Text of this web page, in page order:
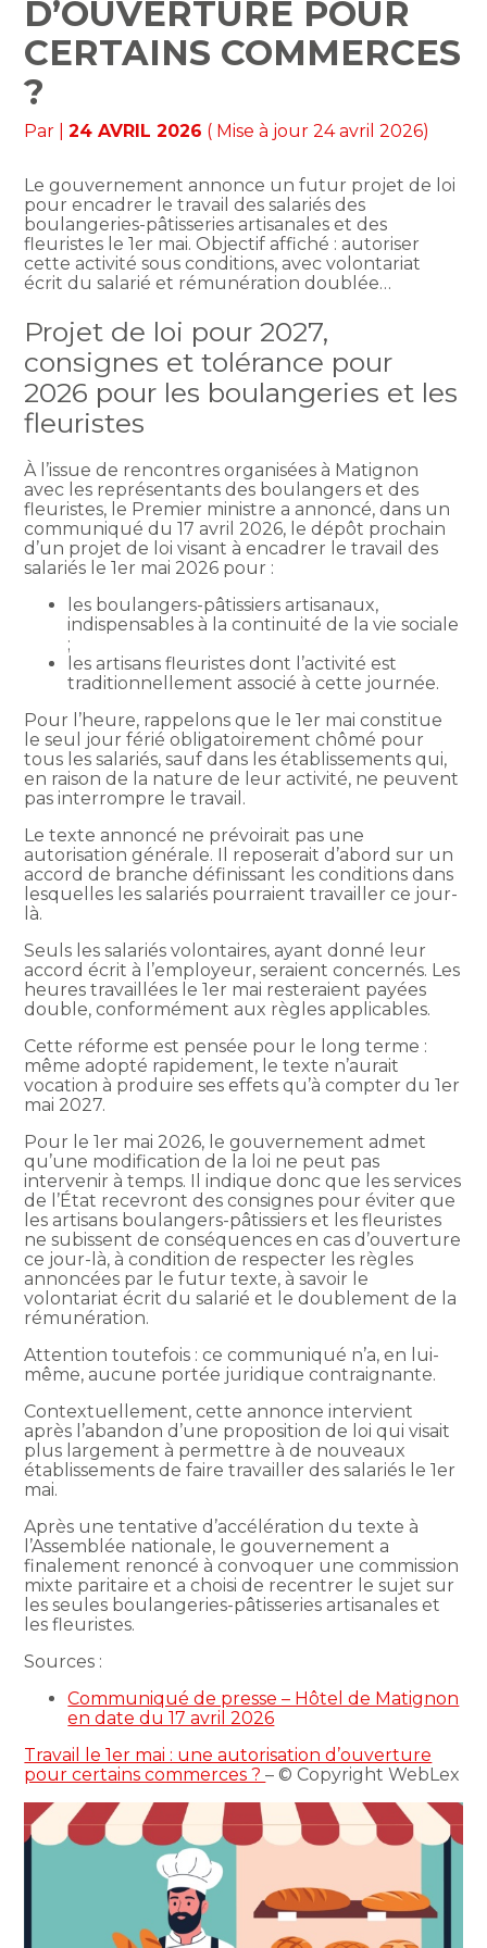
D’OUVERTURE POUR
CERTAINS COMMERCES
?
Par |24 AVRIL 2026 ( Mise à jour 24 avril 2026)
Le gouvernement annonce un futur projet de loi
pour encadrer le travail des salariés des
boulangeries-pâtisseries artisanales et des
fleuristes le 1er mai. Objectif affiché : autoriser
cette activité sous conditions, avec volontariat
écrit du salarié et rémunération doublée…
Projet de loi pour 2027,
consignes et tolérance pour
2026 pour les boulangeries et les
fleuristes
À l’issue de rencontres organisées à Matignon
avec les représentants des boulangers et des
fleuristes, le Premier ministre a annoncé, dans un
communiqué du 17 avril 2026, le dépôt prochain
d’un projet de loi visant à encadrer le travail des
salariés le 1er mai 2026 pour :
les boulangers-pâtissiers artisanaux,
indispensables à la continuité de la vie sociale
;
les artisans fleuristes dont l’activité est
traditionnellement associé à cette journée.
Pour l’heure, rappelons que le 1er mai constitue
le seul jour férié obligatoirement chômé pour
tous les salariés, sauf dans les établissements qui,
en raison de la nature de leur activité, ne peuvent
pas interrompre le travail.
Le texte annoncé ne prévoirait pas une
autorisation générale. Il reposerait d’abord sur un
accord de branche définissant les conditions dans
lesquelles les salariés pourraient travailler ce jour-
là.
Seuls les salariés volontaires, ayant donné leur
accord écrit à l’employeur, seraient concernés. Les
heures travaillées le 1er mai resteraient payées
double, conformément aux règles applicables.
Cette réforme est pensée pour le long terme :
même adopté rapidement, le texte n’aurait
vocation à produire ses effets qu’à compter du 1er
mai 2027.
Pour le 1er mai 2026, le gouvernement admet
qu’une modification de la loi ne peut pas
intervenir à temps. Il indique donc que les services
de l’État recevront des consignes pour éviter que
les artisans boulangers-pâtissiers et les fleuristes
ne subissent de conséquences en cas d’ouverture
ce jour-là, à condition de respecter les règles
annoncées par le futur texte, à savoir le
volontariat écrit du salarié et le doublement de la
rémunération.
Attention toutefois : ce communiqué n’a, en lui-
même, aucune portée juridique contraignante.
Contextuellement, cette annonce intervient
après l’abandon d’une proposition de loi qui visait
plus largement à permettre à de nouveaux
établissements de faire travailler des salariés le 1er
mai.
Après une tentative d’accélération du texte à
l’Assemblée nationale, le gouvernement a
finalement renoncé à convoquer une commission
mixte paritaire et a choisi de recentrer le sujet sur
les seules boulangeries-pâtisseries artisanales et
les fleuristes.
Sources :
Communiqué de presse – Hôtel de Matignon
en date du 17 avril 2026
Travail le 1er mai : une autorisation d’ouverture
pour certains commerces ?– © Copyright WebLex